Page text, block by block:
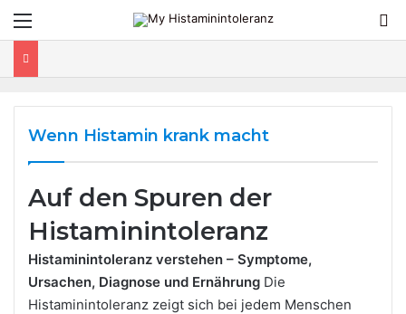
Ernährung & Lebensmittel
Ernährung & Lebensmittel
Ernährung & Lebensmittel
Kann eine Histaminintoleranz das Risiko für
Ernährung & Lebensmittel
Wenn Histamin krank macht
Auf den Spuren der
Histaminintoleranz
Histaminintoleranz verstehen – Symptome,
Ursachen, Diagnose und Ernährung Die
Histaminintoleranz zeigt sich bei jedem Menschen